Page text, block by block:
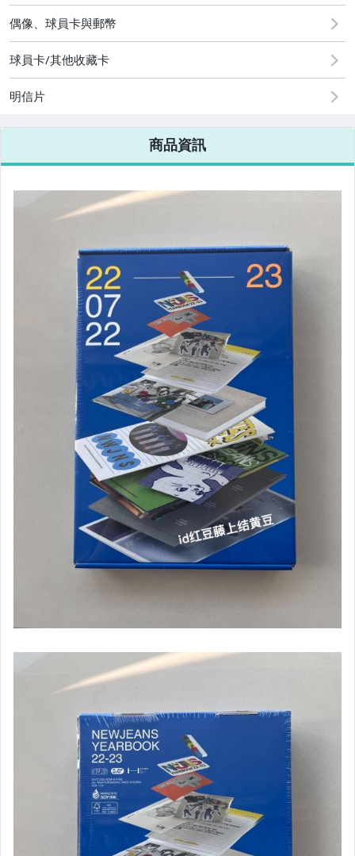
[全店] 周年慶
偶像、球員卡與郵幣
球員卡/其他收藏卡
明信片
商品資訊